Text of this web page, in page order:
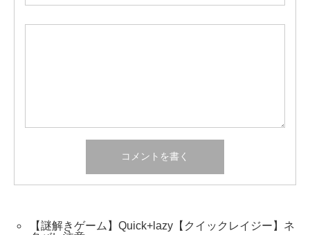
【謎解きゲーム】Quick+lazy【クイックレイジー】ネ